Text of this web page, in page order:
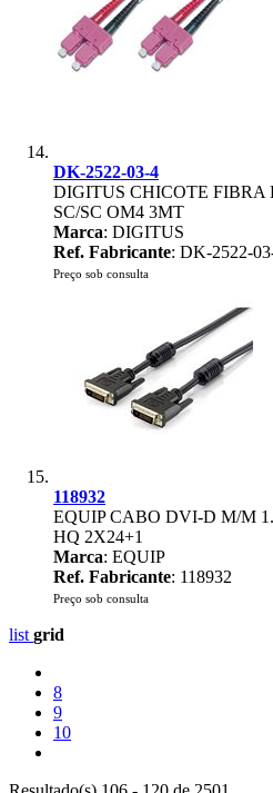
DK-2522-03-4
DIGITUS CHICOTE FIBRA
SC/SC OM4 3MT
Marca: DIGITUS
Ref. Fabricante: DK-2522-
Preço sob consulta
118932
EQUIP CABO DVI-D M/M
HQ 2X24+1
Marca: EQUIP
Ref. Fabricante: 118932
Preço sob consulta
list grid
8
9
10